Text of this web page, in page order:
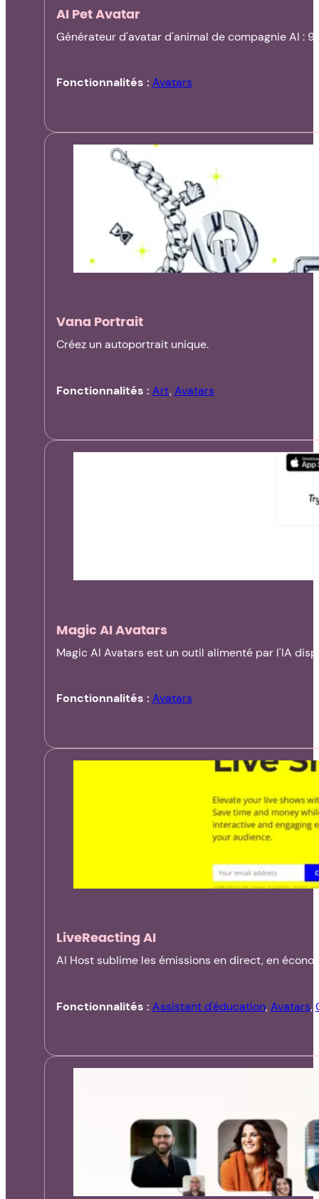
AI Pet Avatar
Générateur d'avatar d'animal de compagnie AI :
Fonctionnalités : Avatars
Vana Portrait
Créez un autoportrait unique.
Fonctionnalités : Art,Avatars
Magic AI Avatars
Magic AI Avatars est un outil alimenté par l'IA
Fonctionnalités : Avatars
LiveReacting AI
AI Host sublime les émissions en direct, en
Fonctionnalités : Assistant d'éducation,Avatars,